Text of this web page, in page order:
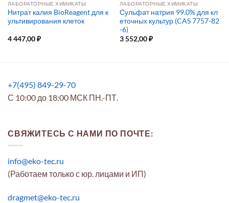
ЛАБОРАТОРНЫЕ ХИМИКАТЫ
Нитрат калия BioReagent для к
ультивирования клеток
4 447,00₽
ЛАБОРАТОРНЫЕ ХИМИКАТЫ
Сульфат натрия 99.0% для кл
еточных культур (CAS 7757-82
-6)
3 552,00₽
+7(495) 849-29-70
С 10:00 до 18:00 МСК ПН.-ПТ.
СВЯЖИТЕСЬ С НАМИ ПО ПОЧТЕ:
info@eko-tec.ru
(Работаем только с юр. лицами и ИП)
dragmet@eko-tec.ru